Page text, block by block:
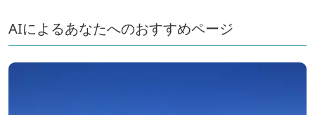
AIによるあなたへのおすすめページ